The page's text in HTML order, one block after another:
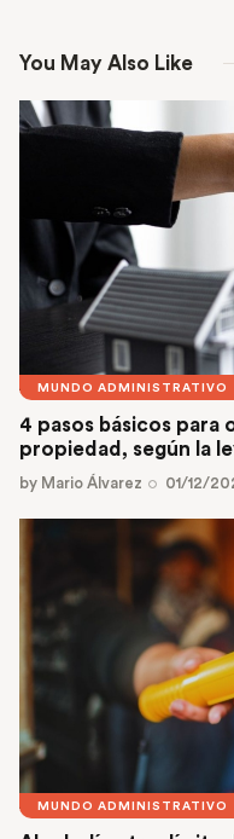
You May Also Like
MUNDO ADMINISTRATIVO
4 pasos básicos para
propiedad, según la
by Mario Álvarez 01/12/
MUNDO ADMINISTRATIVO